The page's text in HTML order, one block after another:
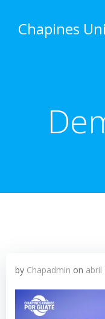
Chapines
by Chapadmin on abril